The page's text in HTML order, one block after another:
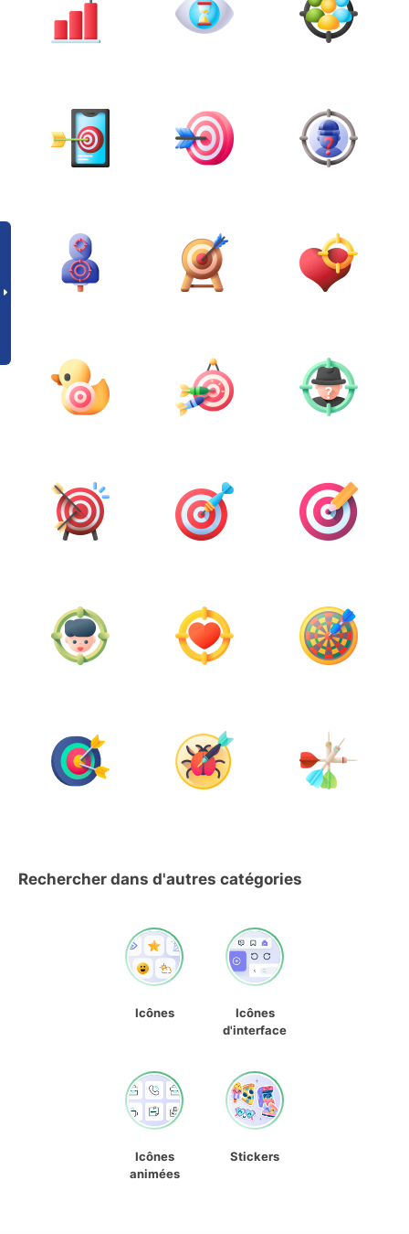
Rechercher dans d'autres catégories
Icônes
Icônes
d'interface
Icônes
animées
Stickers